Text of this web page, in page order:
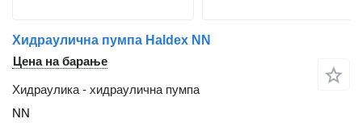
Хидраулична пумпа Haldex NN
Цена на барање
Хидраулика - хидраулична пумпа
NN